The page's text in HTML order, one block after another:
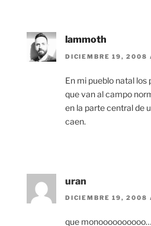
lammoth
DICIEMBRE 19, 2008
En mi pueblo natal los
que van al campo
en la parte central de
caen.
uran
DICIEMBRE 19, 2008
que